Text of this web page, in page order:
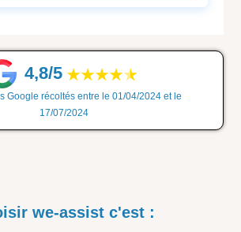
4,8/5
Google récoltés entre le 01/04/2024 et le
17/07/2024
we-assist c'est :